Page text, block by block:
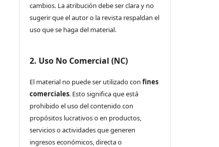
cambios. La atribución debe ser clara y no
sugerir que el autor o la revista respaldan el
uso que se haga del material.
2. Uso No Comercial (NC)
El material no puede ser utilizado confines
comerciales. Esto significa que está
prohibido el uso del contenido con
propósitos lucrativos o en productos,
servicios o actividades que generen
ingresos económicos, directa o